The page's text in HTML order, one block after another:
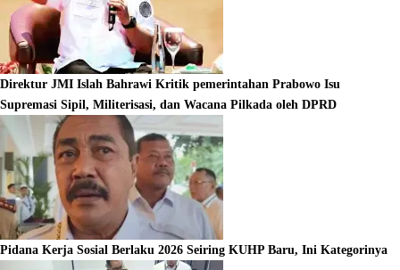
Direktur JMI Islah Bahrawi Kritik pemerintahan Prabowo Isu
Supremasi Sipil, Militerisasi, dan Wacana Pilkada oleh DPRD
Pidana Kerja Sosial Berlaku 2026 Seiring KUHP Baru, Ini Kategorinya